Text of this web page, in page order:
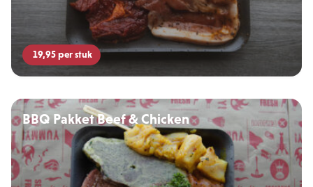
19,95per stuk
BBQ Pakket Beef & Chicken